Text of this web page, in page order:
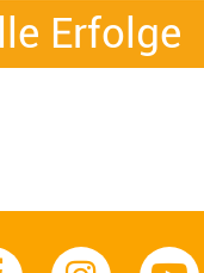
Erfolge